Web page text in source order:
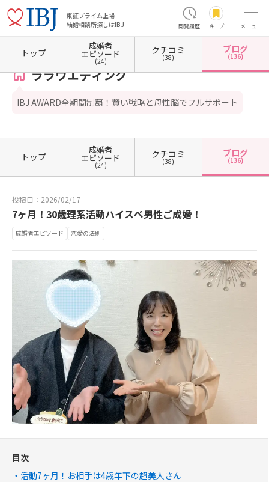
東証プライム上場
結婚相談所探しはIBJ
閲覧履歴 キープ メニュー
ホーム 東京都の結婚相談所 東京都新宿区 東京都新宿区西新宿 ララウエディング
ララウエディング
IBJ AWARD全期間制覇！賢い戦略と母性脳でフルサポート
トップ
成婚者
エピソード
(24)
クチコミ
(38)
ブログ
(136)
トップ
成婚者
エピソード
(24)
クチコミ
(38)
ブログ
(136)
投稿日：2026/02/17
7ヶ月！30歳理系活動ハイスぺ男性ご成婚！
成婚者エピソード 恋愛の法則
目次
活動7ヶ月！お相手は4歳年下の超美人さん